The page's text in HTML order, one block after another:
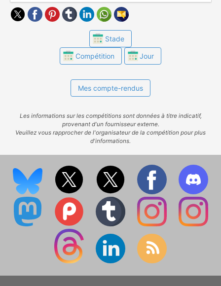
Stade
Compétition Jour
Mes compte-rendus
Les informations sur les compétitions sont données à titre indicatif,
provenant d'un fournisseur externe.
Veuillez vous rapprocher de l'organisateur de la compétition pour plus
d'informations.